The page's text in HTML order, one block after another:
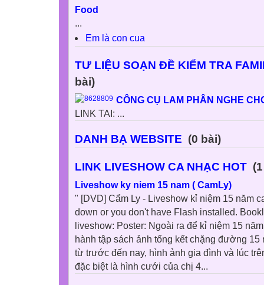
Food
...
Em là con cua
TƯ LIỆU SOẠN ĐỀ KIỂM TRA
bài)
CÔNG CỤ LAM PHÂN NGHE
LINK TAI: ...
DANH BẠ WEBSITE (0 bài)
LINK LIVESHOW CA NHẠC HOT
Liveshow ky niem 15 nam ( CamLy)
" [DVD] Cẩm Ly - Liveshow kỉ niệm 15 năm
down or you don't have Flash installed.
liveshow: Poster: Ngoài ra để kỉ niệm 15
hành tập sách ảnh tổng kết chặng đường
từ trước đến nay, hình ảnh gia đình và lúc
đặc biệt là hình cưới của chị 4...